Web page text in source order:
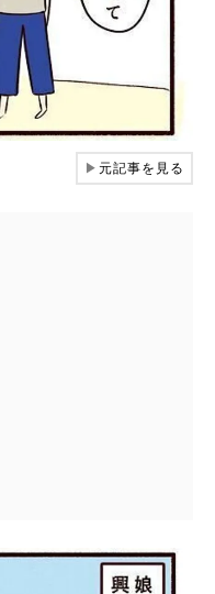
▶元記事を見る